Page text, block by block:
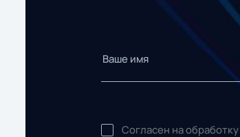
Согласен на обработку